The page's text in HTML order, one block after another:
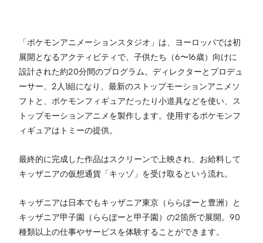
「ポケモンアニメーションスタジオ」は、ヨーロッパでは初
展開となるアクティビティで、子供たち（6〜16歳）向けに
設計された約20分間のプログラム。ディレクターとプロデュ
ーサー、2人1組になり、最新のストップモーションアニメソ
フトと、ポケモンフィギュアだったり小道具などを使い、ス
トップモーションアニメを製作します。使用するポケモンフ
ィギュアはトミーの提供。
最終的に完成した作品はスクリーンで上映され、お給料して
キッザニアの仮想通貨「キッゾ」を受け取るという流れ。
キッザニアは日本でもキッザニア東京（ららぽーと豊洲）と
キッザニア甲子園（ららぽーと甲子園）の2箇所で展開。90
種類以上の仕事やサービスを体験することができます。